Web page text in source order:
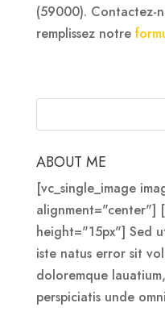
(59000). Contactez-
remplissez notre
ABOUT ME
[vc_single_image
alignment="center"]
height="15px"] Sed
iste natus error sit
doloremque
perspiciatis unde